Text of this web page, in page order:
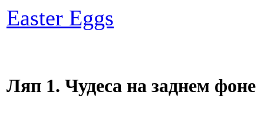
Easter Eggs
Ляп 1. Чудеса на заднем фоне